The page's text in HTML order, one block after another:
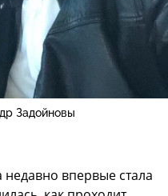
Задойновы
впервые стала